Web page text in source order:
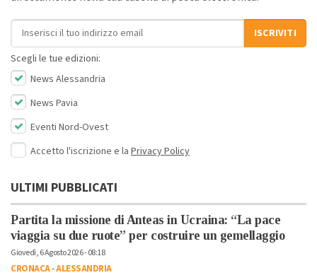
Indirizzo email
ISCRIVITI
Scegli le tue edizioni:
News Alessandria
News Pavia
Eventi Nord-Ovest
Accetto l'iscrizione e la Privacy Policy
ULTIMI PUBBLICATI
Partita la missione di Anteas in Ucraina: “La pace
viaggia su due ruote” per costruire un gemellaggio
Giovedì, 6 Agosto 2026 - 08:18
CRONACA-ALESSANDRIA